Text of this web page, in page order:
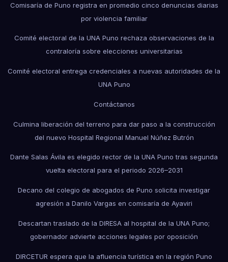
Comisaría de Puno registra en promedio cinco denuncias diarias
por violencia familiar
Comité electoral de la UNA Puno rechaza observaciones de la
contraloría sobre elecciones universitarias
Comité electoral entrega credenciales a nuevas autoridades de la
UNA Puno
Contáctanos
Culmina liberación del terreno para dar paso a la construcción
del nuevo Hospital Regional Manuel Núñez Butrón
Dante Salas Ávila es elegido rector de la UNA Puno tras segunda
vuelta electoral para el periodo 2026–2031
Decano del colegio de abogados de Puno solicita investigar
agresión a Danilo Vargas en comisaría de Ayaviri
Descartan traslado de la DIRESA al hospital de la UNA Puno;
gobernador advierte acciones legales por oposición
DIRCETUR espera que la afluencia turística en la región Puno